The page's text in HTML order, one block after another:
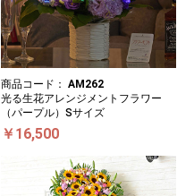
商品コード： AM262
光る生花アレンジメントフラワー
（パープル）Sサイズ
￥16,500